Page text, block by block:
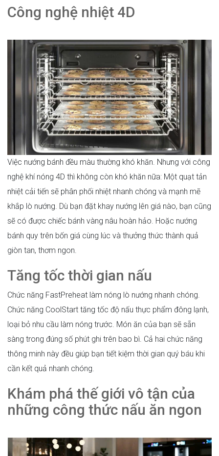
Công nghệ nhiệt 4D
Việc nướng bánh đều màu thường khó khăn. Nhưng với công
nghệ khí nóng 4D thì không còn khó khăn nữa: Một quạt tản
nhiệt cải tiến sẽ phân phối nhiệt nhanh chóng và mạnh mẽ
khắp lò nướng. Dù bạn đặt khay nướng lên giá nào, bạn cũng
sẽ có được chiếc bánh vàng nâu hoàn hảo. Hoặc nướng
bánh quy trên bốn giá cùng lúc và thưởng thức thành quả
giòn tan, thơm ngon.
Tăng tốc thời gian nấu
Chức năng FastPreheat làm nóng lò nướng nhanh chóng.
Chức năng CoolStart tăng tốc độ nấu thực phẩm đông lạnh,
loại bỏ nhu cầu làm nóng trước. Món ăn của bạn sẽ sẵn
sàng trong đúng số phút ghi trên bao bì. Cả hai chức năng
thông minh này đều giúp bạn tiết kiệm thời gian quý báu khi
cần kết quả nhanh chóng.
Khám phá thế giới vô tận của
những công thức nấu ăn ngon